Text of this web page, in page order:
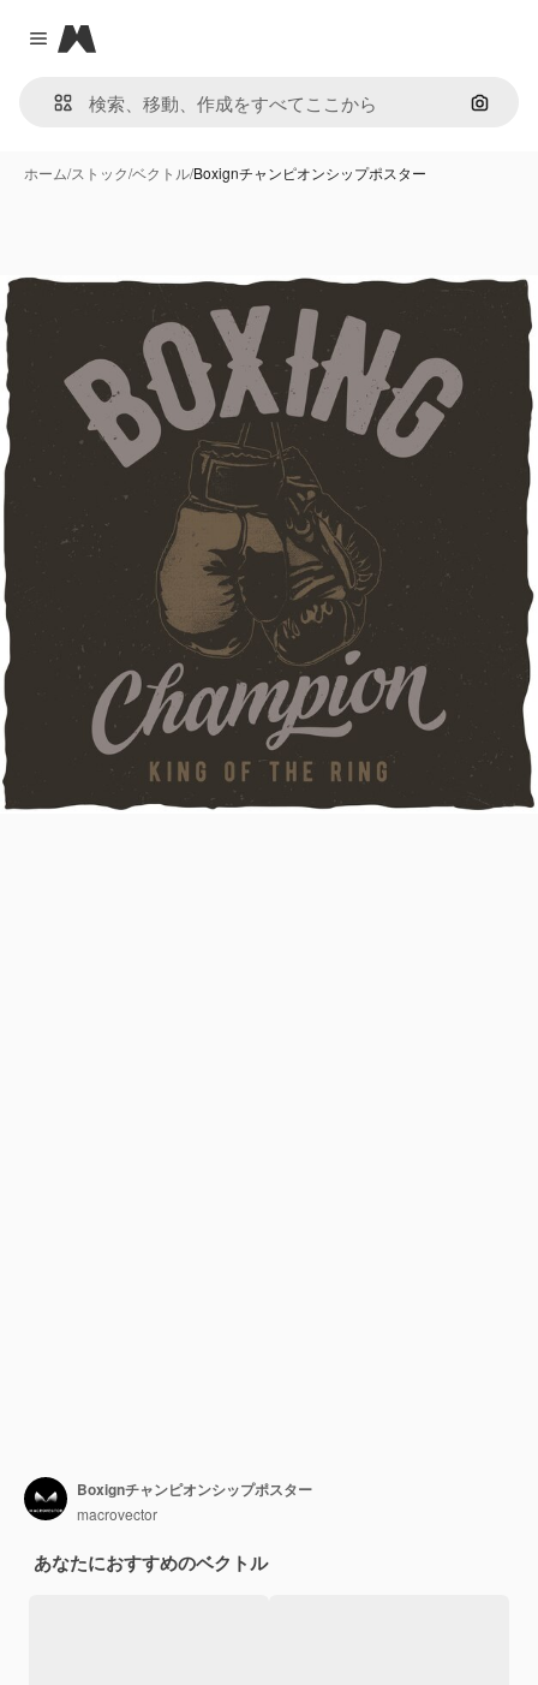
Close menu
Magnific
画像で
ホーム/ストック/ベクトル/Boxignチャンピオンシップポスター
Boxignチャンピオンシップポスター
macrovector
あなたにおすすめのベクトル